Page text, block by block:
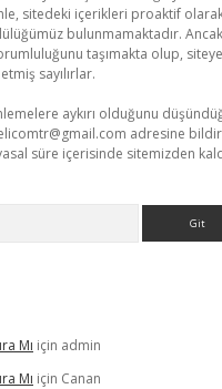
sitedeki içerikleri proaktif
bulunmamaktadır.
taşımakta olup,
sayılırlar.
aykırı olduğunu
adresine
süre içerisinde sitemizden
Mı için admin
Mı için Canan